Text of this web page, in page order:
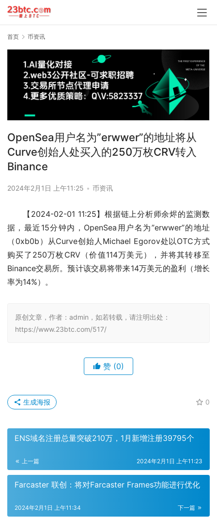
首页 币资讯
OpenSea用户名为”erwwer”的地址将从
Curve创始人处买入的250万枚CRV转入
Binance
2024年2月1日 上午11:25 • 币资讯
【2024-02-01 11:25】根据链上分析师余烬的监测数
据，最近15分钟内，OpenSea用户名为”erwwer”的地址
（0xb0b）从Curve创始人Michael Egorov处以OTC方式
购买了250万枚CRV（价值114万美元），并将其转移至
Binance交易所。预计该交易将带来14万美元的盈利（增长
率为14%）。
原创文章，作者：admin，如若转载，请注明出处：
https://www.23btc.com/517/
赞 (0)
0
生成海报
ENS域名注册总量突破210万，1月新增注册39795个
上一篇 2024年2月1日 上午11:23
Farcaster 联创：将对Farcaster Frames功能进行优化
下一篇
2024年2月1日 上午11:34